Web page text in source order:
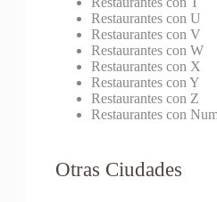
Restaurantes con U
Restaurantes con V
Restaurantes con W
Restaurantes con X
Restaurantes con Y
Restaurantes con Z
Restaurantes con
Otras Ciudades